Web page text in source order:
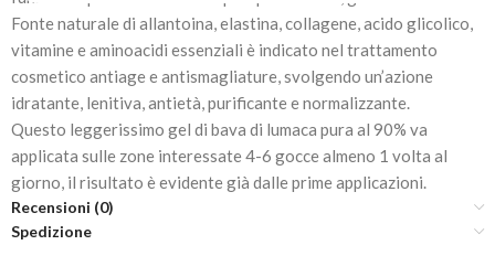
Fonte naturale di allantoina, elastina, collagene, acido glicolico,
vitamine e aminoacidi essenziali è indicato nel trattamento
cosmetico antiage e antismagliature, svolgendo un’azione
idratante, lenitiva, antietà, purificante e normalizzante.
Questo leggerissimo gel di bava di lumaca pura al 90% va
applicata sulle zone interessate 4-6 gocce almeno 1 volta al
giorno, il risultato è evidente già dalle prime applicazioni.
Recensioni (0)
Spedizione